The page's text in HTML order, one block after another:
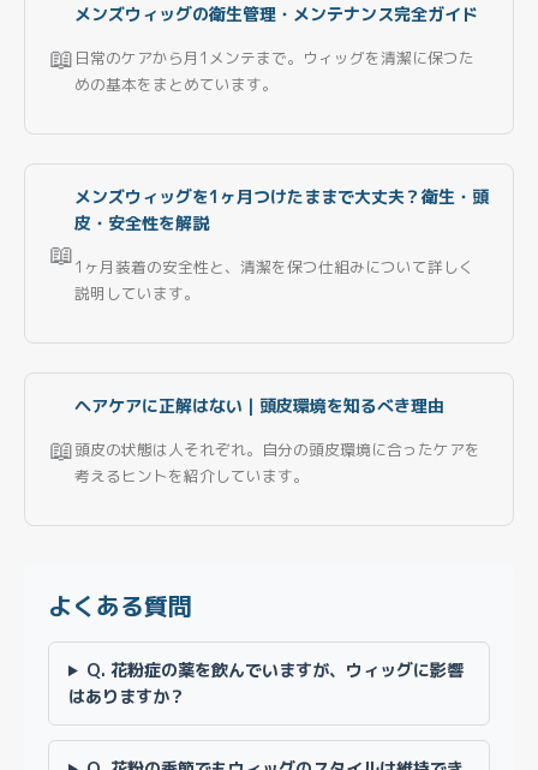
📖
メンズウィッグの衛生管理・メンテナンス完全ガイド
日常のケアから月1メンテまで。ウィッグを清潔に保つた
めの基本をまとめています。
📖
メンズウィッグを1ヶ月つけたままで大丈夫？衛生・頭
皮・安全性を解説
1ヶ月装着の安全性と、清潔を保つ仕組みについて詳しく
説明しています。
📖
ヘアケアに正解はない｜頭皮環境を知るべき理由
頭皮の状態は人それぞれ。自分の頭皮環境に合ったケアを
考えるヒントを紹介しています。
よくある質問
Q. 花粉症の薬を飲んでいますが、ウィッグに影響
はありますか？